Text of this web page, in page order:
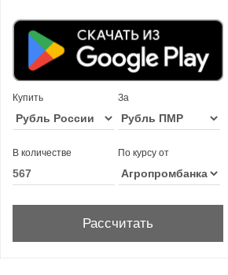
Купить За
В количестве По курсу от